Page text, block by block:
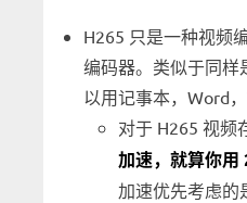
H265 只是一种视频
编码器。类似于同样
以用记事本，Word
对于 H265 视频
加速，就算你用
加速优先考虑的